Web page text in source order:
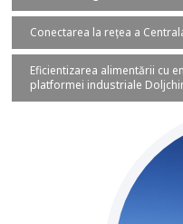
Conectarea la rețea a
Eficientizarea alimentării cu
platformei industriale